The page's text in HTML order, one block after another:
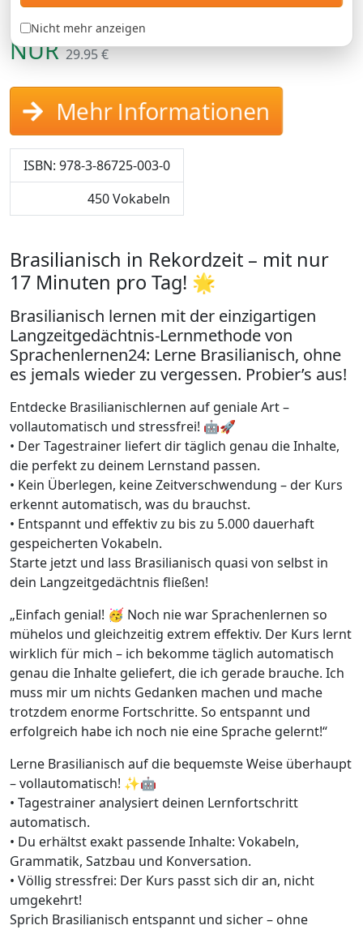
Brasilien.
NUR 29.95 €
Mehr Informationen
ISBN: 978-3-86725-003-0
450 Vokabeln
Brasilianisch in Rekordzeit – mit nur
17 Minuten pro Tag! 🌟
Brasilianisch lernen mit der einzigartigen
Langzeitgedächtnis-Lernmethode von
Sprachenlernen24: Lerne Brasilianisch, ohne
es jemals wieder zu vergessen. Probier’s aus!
Entdecke Brasilianischlernen auf geniale Art –
vollautomatisch und stressfrei! 🤖🚀
• Der Tagestrainer liefert dir täglich genau die Inhalte,
die perfekt zu deinem Lernstand passen.
• Kein Überlegen, keine Zeitverschwendung – der Kurs
erkennt automatisch, was du brauchst.
• Entspannt und effektiv zu bis zu 5.000 dauerhaft
gespeicherten Vokabeln.
Starte jetzt und lass Brasilianisch quasi von selbst in
dein Langzeitgedächtnis fließen!
„Einfach genial! 🥳 Noch nie war Sprachenlernen so
mühelos und gleichzeitig extrem effektiv. Der Kurs lernt
wirklich für mich – ich bekomme täglich automatisch
genau die Inhalte geliefert, die ich gerade brauche. Ich
muss mir um nichts Gedanken machen und mache
trotzdem enorme Fortschritte. So entspannt und
erfolgreich habe ich noch nie eine Sprache gelernt!“
Lerne Brasilianisch auf die bequemste Weise überhaupt
– vollautomatisch! ✨🤖
• Tagestrainer analysiert deinen Lernfortschritt
automatisch.
• Du erhältst exakt passende Inhalte: Vokabeln,
Grammatik, Satzbau und Konversation.
• Völlig stressfrei: Der Kurs passt sich dir an, nicht
umgekehrt!
Sprich Brasilianisch entspannt und sicher – ohne
Nicht mehr anzeigen